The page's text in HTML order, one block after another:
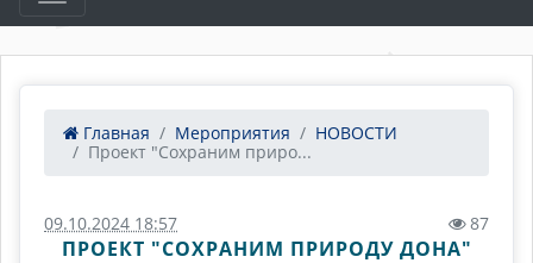
Главная Мероприятия
НОВОСТИ
Проект "Сохраним приро...
09.10.2024 18:57 87
ПРОЕКТ "СОХРАНИМ ПРИРОДУ ДОНА"